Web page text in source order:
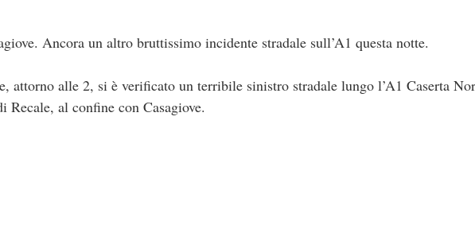
Ancora un altro bruttissimo incidente stradale sull’A1 questa notte.
attorno alle 2, si è verificato un terribile sinistro stradale lungo l’A1 Caserta
Recale, al confine con Casagiove.